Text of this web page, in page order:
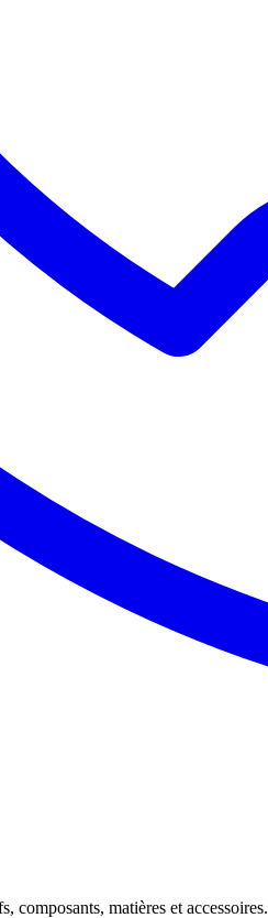
composants, matières et accessoires.